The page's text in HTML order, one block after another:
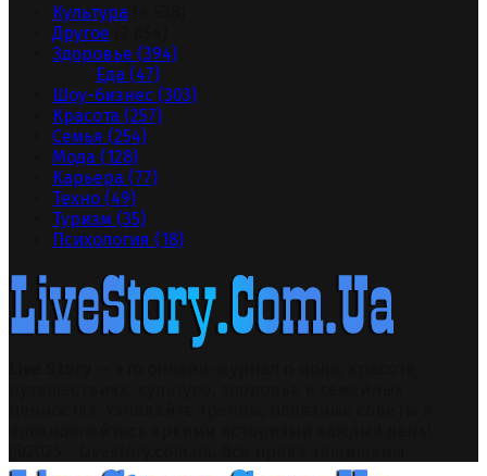
Культура
Другое
Здоровье (394)
Еда (47)
Шоу-бизнес (303)
Красота (257)
Семья (254)
Мода (128)
Карьера (77)
Техно (49)
Туризм (35)
Психология (18)